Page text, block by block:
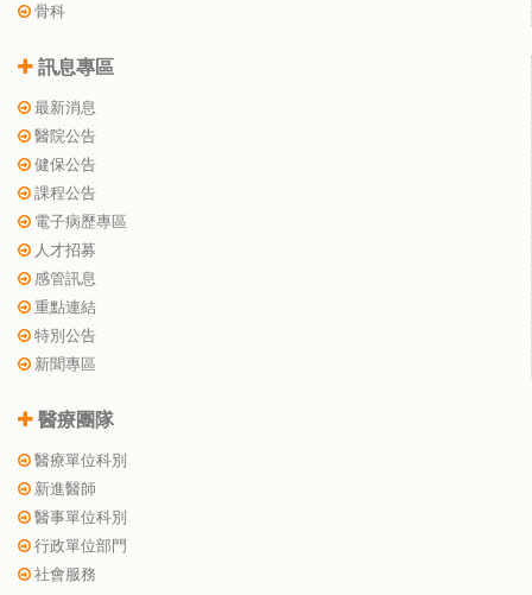
骨科
訊息專區
最新消息
醫院公告
健保公告
課程公告
電子病歷專區
人才招募
感管訊息
重點連結
特別公告
新聞專區
醫療團隊
醫療單位科別
新進醫師
醫事單位科別
行政單位部門
社會服務